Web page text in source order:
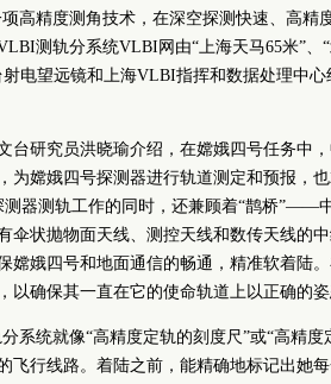
高精度测角技术，在深空探测快速、高精
测轨分系统VLBI网由“上海天马65米”、
射电望远镜和上海VLBI指挥和数据处理中
台研究员洪晓瑜介绍，在嫦娥四号任务中
为嫦娥四号探测器进行轨道测定和预报，
测器测轨工作的同时，还兼顾着“鹊桥”——
伞状抛物面天线、测控天线和数传天线的
嫦娥四号和地面通信的畅通，精准软着陆
以确保其一直在它的使命轨道上以正确的
系统就像“高精度定轨的刻度尺”或“高精
飞行线路。着陆之前，能精确地标记出她